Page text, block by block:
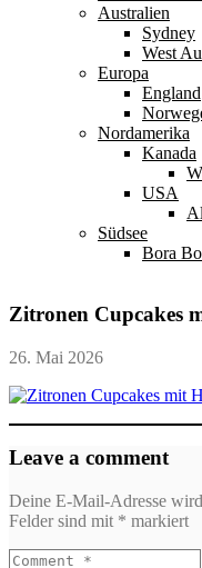
Australien
Sydney
West
Europa
England
Nordamerika
Kanada
USA
Südsee
Bora
Zitronen Cupcakes
26. Mai 2026
Leave a comment
Deine E-Mail-Adresse
Felder sind mit * markiert